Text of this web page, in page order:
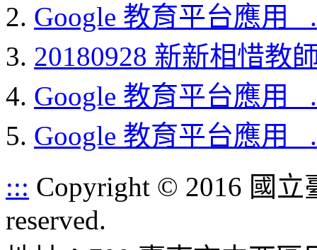
Google 教育平台應用_
20180928 新新相惜教
Google 教育平台應用_
Google 教育平台應用_
::: Copyright © 2016 國
reserved.